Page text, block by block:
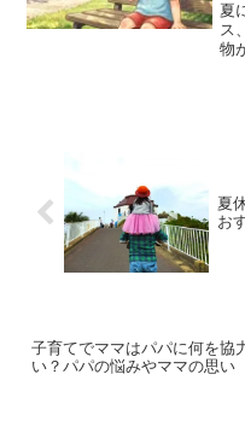
夏
ス
物
夏
お
子育てでママはパパに何を協
い？パパの悩みやママの思い